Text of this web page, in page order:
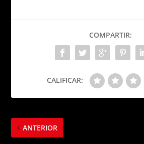
COMPARTIR:
CALIFICAR:
ANTERIOR